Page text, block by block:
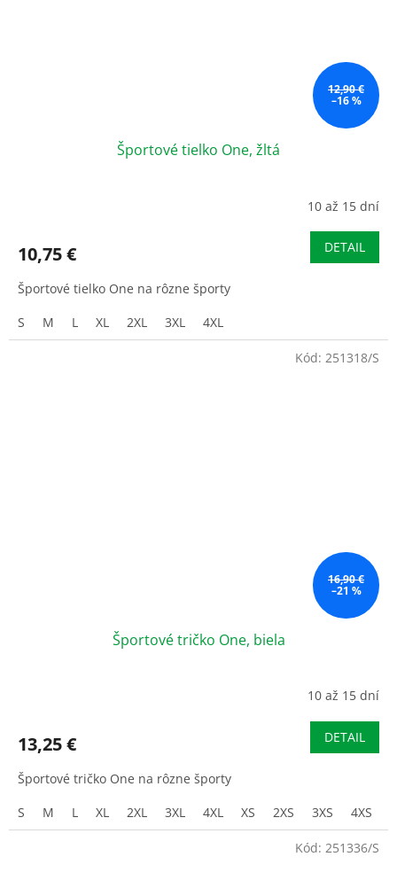
12,90 €
–16 %
Športové tielko One, žltá
10 až 15 dní
10,75 € DETAIL
Športové tielko One na rôzne športy
S
M L XL 2XL 3XL 4XL
16,90 €
–21 %
Športové tričko One, biela
10 až 15 dní
13,25 € DETAIL
Športové tričko One na rôzne športy
S
M L XL 2XL 3XL 4XL XS 2XS 3XS 4XS
Kód: 251318/S
Kód: 251336/S